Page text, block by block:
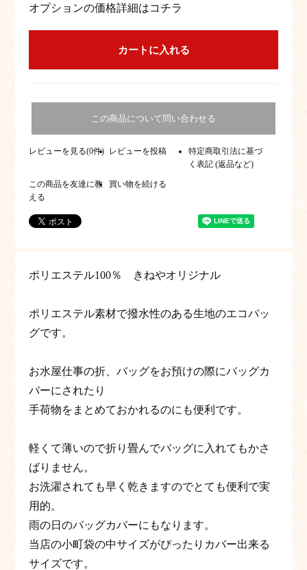
オプションの価格詳細はコチラ
この商品について問い合わせる
レビューを見る(0件) レビューを投稿
特定商取引法に基づ
く表記 (返品など)
この商品を友達に教
える
買い物を続ける
ポリエステル100％ きねやオリジナル
ポリエステル素材で撥水性のある生地のエコバッ
グです。
お水屋仕事の折、バッグをお預けの際にバッグカ
バーにされたり
手荷物をまとめておかれるのにも便利です。
軽くて薄いので折り畳んでバッグに入れてもかさ
ばりません。
お洗濯されても早く乾きますのでとても便利で実
用的。
雨の日のバッグカバーにもなります。
当店の小町袋の中サイズがぴったりカバー出来る
サイズです。